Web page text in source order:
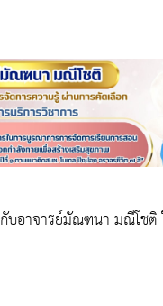
ารย์มัณฑนา มณีโชติ ในโอกาสผล
ผ่านการคัดเลือก